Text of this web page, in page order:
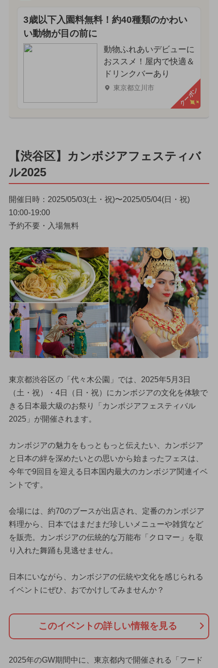
3歳以下入園料無料！約40種類のかわい
い動物が目の前に
動物ふれあいデビューに
おススメ！屋内で快適＆
ドリンクバーあり
東京都立川市 クーポン
【渋谷区】カンボジアフェスティバ
ル2025
開催日時：2025/05/03(土・祝)〜2025/05/04(日・祝)
10:00-19:00
予約不要・入場無料
東京都渋谷区の「代々木公園」では、2025年5月3日
（土・祝）・4日（日・祝）にカンボジアの文化を体験で
きる日本最大級のお祭り「カンボジアフェスティバル
2025」が開催されます。
カンボジアの魅力をもっともっと伝えたい、カンボジア
と日本の絆を深めたいとの思いから始まったフェスは、
今年で9回目を迎える日本国内最大のカンボジア関連イベ
ントです。
会場には、約70のブースが出店され、定番のカンボジア
料理から、日本ではまだまだ珍しいメニューや雑貨など
を販売。カンボジアの伝統的な万能布「クロマー」を取
り入れた舞踊も見逃せません。
日本にいながら、カンボジアの伝統や文化を感じられる
イベントにぜひ、おでかけしてみませんか？
このイベントの詳しい情報を見る
2025年のGW期間中に、東京都内で開催される「フード